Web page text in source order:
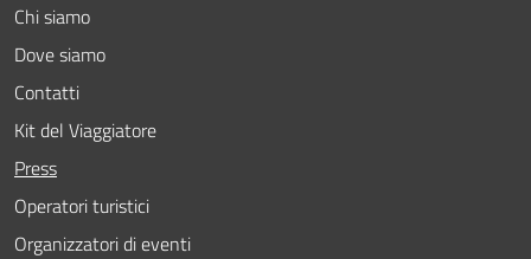
Chi siamo
Dove siamo
Contatti
Kit del Viaggiatore
Press
Operatori turistici
Organizzatori di eventi